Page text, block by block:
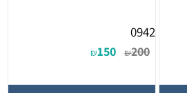
0942
₪200
₪150